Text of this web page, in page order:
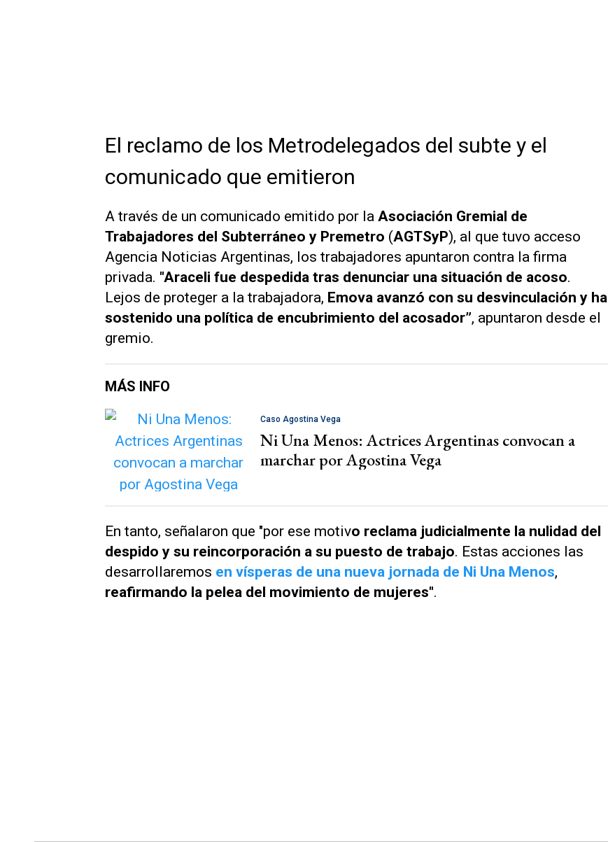
El reclamo de los Metrodelegados del subte y el
comunicado que emitieron
A través de un comunicado emitido por la Asociación Gremial de
Trabajadores del Subterráneo y Premetro (AGTSyP), al que tuvo acceso
Agencia Noticias Argentinas, los trabajadores apuntaron contra la firma
privada. "Araceli fue despedida tras denunciar una situación de acoso.
Lejos de proteger a la trabajadora, Emova avanzó con su desvinculación y ha
sostenido una política de encubrimiento del acosador”, apuntaron desde el
gremio.
MÁS INFO
Caso Agostina Vega
Ni Una Menos: Actrices Argentinas convocan a
marchar por Agostina Vega
En tanto, señalaron que "por ese motivo reclama judicialmente la nulidad del
despido y su reincorporación a su puesto de trabajo. Estas acciones las
desarrollaremos en vísperas de una nueva jornada de Ni Una Menos,
reafirmando la pelea del movimiento de mujeres".